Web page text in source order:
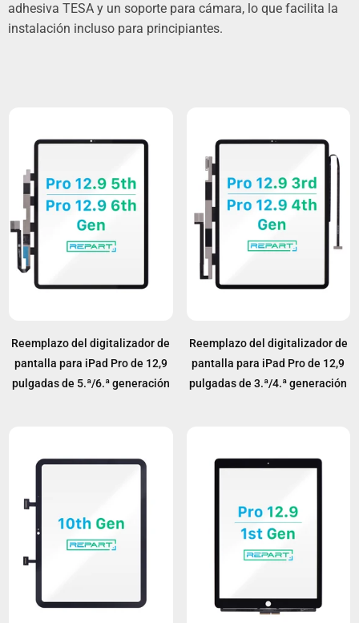
adhesiva TESA y un soporte para cámara, lo que facilita la
instalación incluso para principiantes.
Reemplazo del digitalizador de
pantalla para iPad Pro de 12,9
pulgadas de 5.ª/6.ª generación
Reemplazo del digitalizador de
pantalla para iPad Pro de 12,9
pulgadas de 3.ª/4.ª generación